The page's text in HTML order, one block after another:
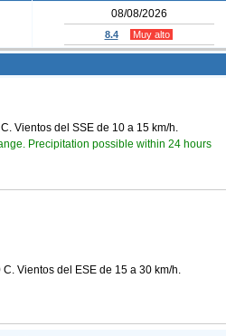
08/08/2026
8.4
Muy alto
Vientos del SSE de 10 a 15 km/h.
Precipitation possible within 24 hours
Vientos del ESE de 15 a 30 km/h.